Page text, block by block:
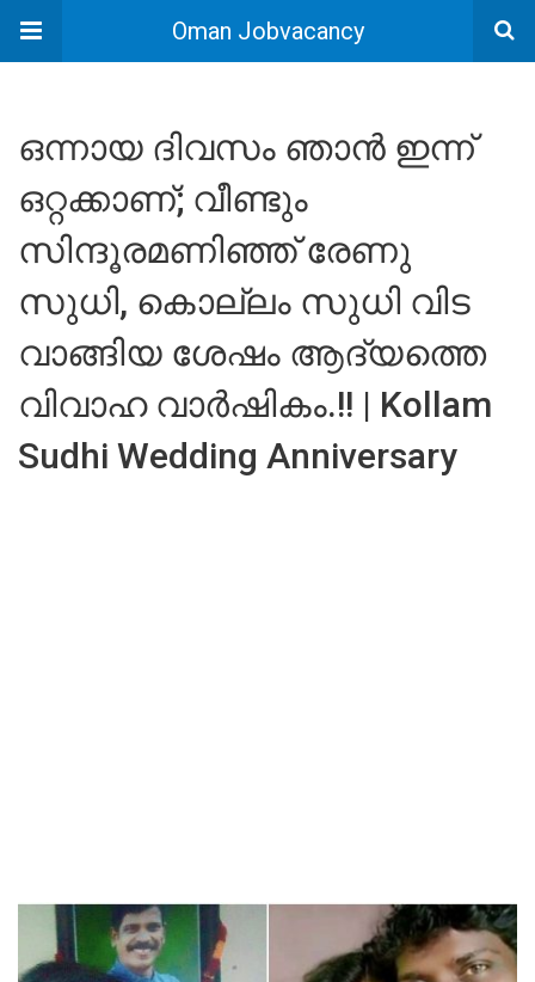
Oman Jobvacancy
ഒന്നായ ദിവസം ഞാൻ ഇന്ന്
ഒറ്റക്കാണ്; വീണ്ടും
സിന്ദൂരമണിഞ്ഞ് രേണു
സുധി, കൊല്ലം സുധി വിട
വാങ്ങിയ ശേഷം ആദ്യത്തെ
വിവാഹ വാർഷികം.!! | Kollam
Sudhi Wedding Anniversary